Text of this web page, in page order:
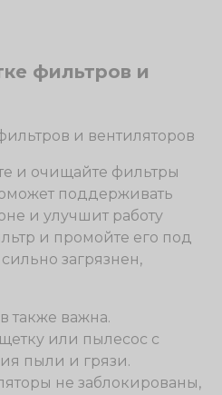
фильтров и
и очищайте фильтры
поддерживать
и улучшит работу
и промойте его под
загрязнен,
также важна.
или пылесос с
пыли и грязи.
не заблокированы,